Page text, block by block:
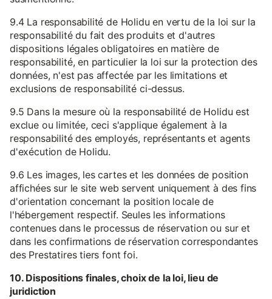
9.4 La responsabilité de Holidu en vertu de la loi sur la
responsabilité du fait des produits et d'autres
dispositions légales obligatoires en matière de
responsabilité, en particulier la loi sur la protection des
données, n'est pas affectée par les limitations et
exclusions de responsabilité ci-dessus.
9.5 Dans la mesure où la responsabilité de Holidu est
exclue ou limitée, ceci s'applique également à la
responsabilité des employés, représentants et agents
d'exécution de Holidu.
9.6 Les images, les cartes et les données de position
affichées sur le site web servent uniquement à des fins
d'orientation concernant la position locale de
l'hébergement respectif. Seules les informations
contenues dans le processus de réservation ou sur et
dans les confirmations de réservation correspondantes
des Prestatires tiers font foi.
10. Dispositions finales, choix de la loi, lieu de
juridiction